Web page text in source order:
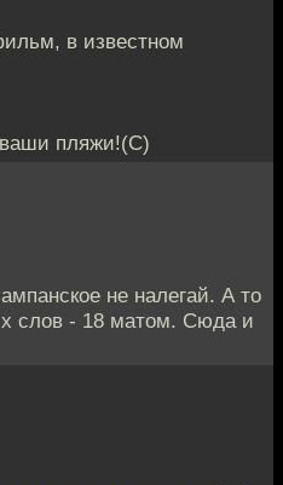
в известном
пляжи!(С)
не налегай. А то
х слов - 18 матом. Сюда и